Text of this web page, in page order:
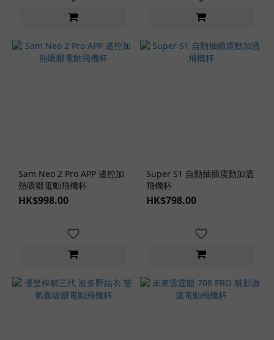
Sam Neo 2 Pro APP 遙控加
熱吸啜電動飛機杯
HK$998.00
Super S1 自動抽插震動加溫
飛機杯
HK$798.00